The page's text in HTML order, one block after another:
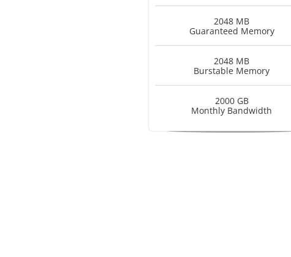
2048 MB
Guaranteed Memory
2048 MB
Burstable Memory
2000 GB
Monthly Bandwidth